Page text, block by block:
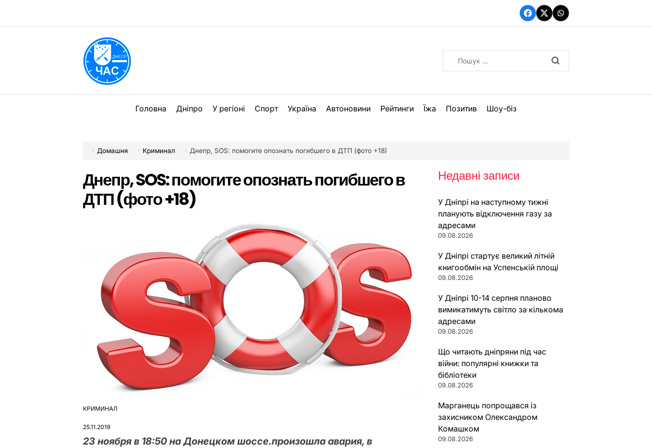
вмісту
Facebook
TwitterWhatsApp
Головна Дніпро У регіоні Спорт Україна Автоновини Рейтинги Їжа Позитив Шоу-біз
Домашня Криминал Днепр, SOS: помогите опознать погибшего в ДТП (фото +18)
Днепр, SOS: помогите опознать погибшего в
ДТП (фото +18)
ОПУБЛІКУВАТИ
КРИМИНАЛ
25.11.2019
23 ноября в 18:50 на Донецком шоссе.произошла авария, в
Недавні записи
У Дніпрі на наступному тижні
планують відключення газу за
адресами
09.08.2026
У Дніпрі стартує великий літній
книгообмін на Успенській площі
09.08.2026
У Дніпрі 10-14 серпня планово
вимикатимуть світло за кількома
адресами
09.08.2026
Що читають дніпряни під час
війни: популярні книжки та
бібліотеки
09.08.2026
Марганець попрощався із
захисником Олександром
Комашком
09.08.2026